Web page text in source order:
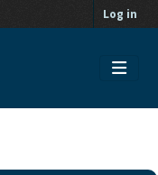
Log in